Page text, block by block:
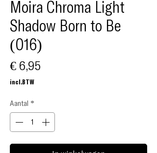
Moira Chroma Light
Shadow Born to Be
(016)
€ 6,95
incl.BTW
Aantal *